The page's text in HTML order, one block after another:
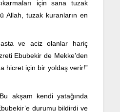
için sana tuzak
Allah, tuzak kuranların en
ve aciz olanlar hariç
Ebubekir de Mekke’den
hicret için bir yoldaş verir!”
akşam kendi yatağında
durumu bildirdi ve